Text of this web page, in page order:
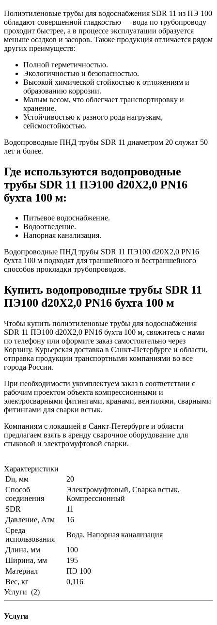
Полиэтиленовые трубы для водоснабжения SDR 11 из ПЭ 100
обладают совершенной гладкостью — вода по трубопроводу
проходит быстрее, а в процессе эксплуатации образуется
меньше осадков и засоров. Также продукция отличается рядом
других преимуществ:
Полной герметичностью.
Экологичностью и безопасностью.
Высокой химической стойкостью к отложениям и
образованию коррозии.
Малым весом, что облегчает транспортировку и
хранение.
Устойчивостью к разного рода нагрузкам,
сейсмостойкостью.
Водопроводные ПНД трубы SDR 11 диаметром 20 служат 50
лет и более.
Где используются водопроводные
трубы SDR 11 ПЭ100 d20Х2,0 PN16
бухта 100 м:
Питьевое водоснабжение.
Водоотведение.
Напорная канализация.
Водопроводные ПНД трубы SDR 11 ПЭ100 d20Х2,0 PN16
бухта 100 м подходят для траншейного и бестраншейного
способов прокладки трубопроводов.
Купить водопроводные трубы SDR 11
ПЭ100 d20Х2,0 PN16 бухта 100 м
Чтобы купить полиэтиленовые трубы для водоснабжения
SDR 11 ПЭ100 d20Х2,0 PN16 бухта 100 м, свяжитесь с нами
по телефону или оформите заказ самостоятельно через
Корзину. Курьерская доставка в Санкт-Петербурге и области,
отправка продукции транспортными компаниями во все
города России.
При необходимости укомплектуем заказ в соответствии с
рабочим проектом объекта компрессионными и
электросварными фитингами, кранами, вентилями, сварными
фитингами для сварки встык.
Компаниям с локацией в Санкт-Петербурге и области
предлагаем взять в аренду сварочное оборудование для
стыковой и электромуфтовой сварки.
Характеристики
Dn, мм
20
Способ
соединения
Электромуфтовый, Сварка встык,
Компрессионный
SDR
11
Давление, Атм
16
Среда
использования
Вода, Напорная канализация
Длина, мм
100
Ширина, мм
195
Материал
ПЭ 100
Вес, кг
0,116
Услуги (2)
Услуги